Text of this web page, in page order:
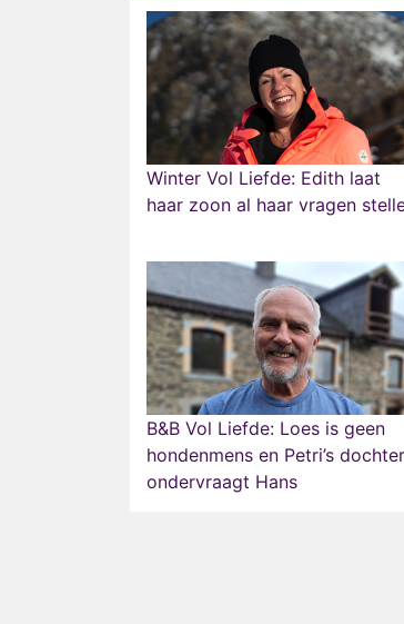
Winter Vol Liefde: Edith laat
haar zoon al haar vragen
B&B Vol Liefde: Loes is geen
hondenmens en Petri’s dochter
ondervraagt Hans